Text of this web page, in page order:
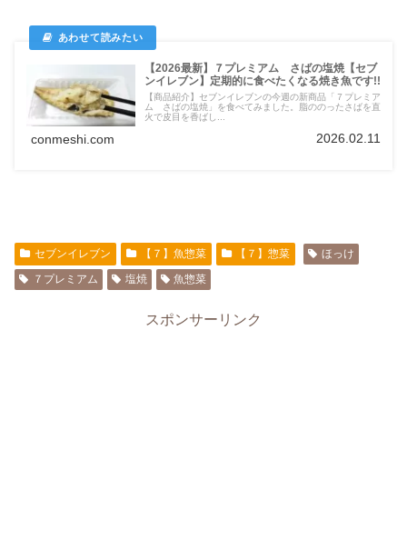
【2026最新】７プレミアム さばの塩焼【セブ
ンイレブン】定期的に食べたくなる焼き魚です!!
【商品紹介】セブンイレブンの今週の新商品「７プレミア
ム さばの塩焼」を食べてみました。脂ののったさばを直
火で皮目を香ばし...
conmeshi.com 2026.02.11
セブンイレブン 【７】魚惣菜 【７】惣菜
ほっけ
７プレミアム
塩焼 魚惣菜
スポンサーリンク